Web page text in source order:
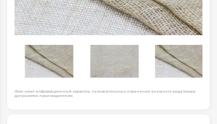
Фото носят информационный характер, незначительные изменения внешнего вида товара
допускаются производителем.